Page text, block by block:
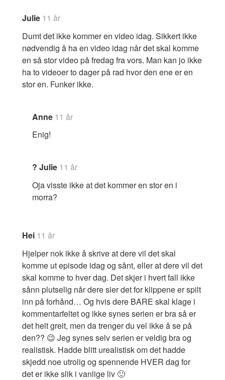
Julie 11 år
Dumt det ikke kommer en video idag. Sikkert ikke
nødvendig å ha en video idag når det skal komme
en så stor video på fredag fra vors. Man kan jo ikke
ha to videoer to dager på rad hvor den ene er en
stor en. Funker ikke.
Anne 11 år
Enig!
? Julie 11 år
Oja visste ikke at det kommer en stor en i
morra?
Hei 11 år
Hjelper nok ikke å skrive at dere vil det skal
komme ut episode idag og sånt, eller at dere vil det
skal komme to hver dag. Det skjer i hvert fall ikke
sånn plutselig når dere sier det for klippene er spilt
inn på forhånd… Og hvis dere BARE skal klage i
kommentarfeltet og ikke synes serien er bra så er
det helt greit, men da trenger du vel ikke å se på
den?? 😉 Jeg synes selv serien er veldig bra og
realistisk. Hadde blitt urealistisk om det hadde
skjedd noe utrolig og spennende HVER dag for
det er ikke slik i vanlige liv 🙂